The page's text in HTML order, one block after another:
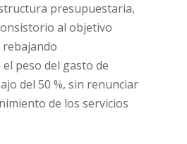
presupuestaria,
al objetivo
peso del gasto de
del 50 %, sin renunciar
de los servicios